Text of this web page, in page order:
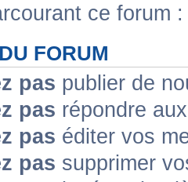
ce forum
FORUM
pas publier de
pas répondre
pas éditer vos
pas supprimer